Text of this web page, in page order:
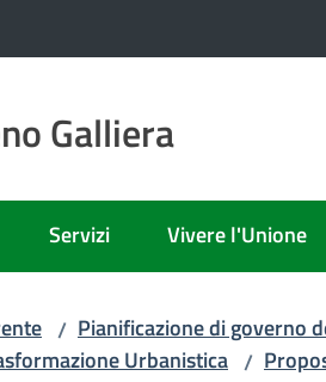
Galliera
Servizi Vivere l'Unione
/ Pianificazione di governo
Urbanistica /